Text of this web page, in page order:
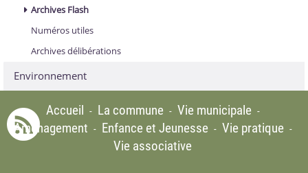
Archives Flash
Numéros utiles
Archives délibérations
Environnement
Accueil - La commune - Vie municipale -
Aménagement - Enfance et Jeunesse - Vie pratique -
Vie associative